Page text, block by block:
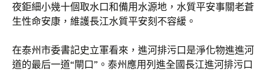
夜鉅細小幾十個取水口和備用水源地，水質平安事關老蒼
生性命安康，維護長江水質平安刻不容緩。
在泰州市委書記史立軍看來，進河排污口是淨化物進進河
道的最后一道“閘口”。泰州應用列進全國長江進河排污口